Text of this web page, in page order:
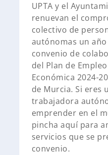
UPTA y el
renuevan el
colectivo de
autónomas un
convenio de
del Plan de
Económica 2024-
de Murcia. Si eres
trabajadora
emprender en el
pincha aquí para
servicios que se
convenio.